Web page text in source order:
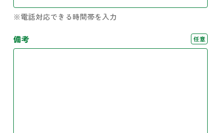
※電話対応できる時間帯を入力
備考 任意